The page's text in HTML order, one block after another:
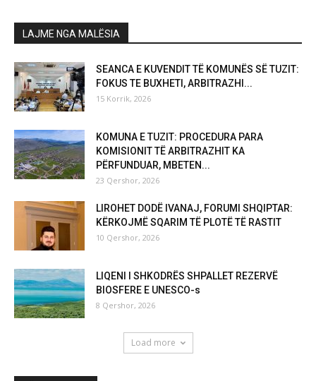
LAJME NGA MALËSIA
SEANCA E KUVENDIT TË KOMUNËS SË TUZIT:
FOKUS TE BUXHETI, ARBITRAZHI...
15 Korrik, 2026
KOMUNA E TUZIT: PROCEDURA PARA
KOMISIONIT TË ARBITRAZHIT KA
PËRFUNDUAR, MBETEN...
23 Qershor, 2026
LIROHET DODË IVANAJ, FORUMI SHQIPTAR:
KËRKOJMË SQARIM TË PLOTË TË RASTIT
10 Qershor, 2026
LIQENI I SHKODRËS SHPALLET REZERVË
BIOSFERE E UNESCO-s
8 Qershor, 2026
Load more